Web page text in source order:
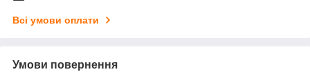
Всі умови оплати
Умови повернення